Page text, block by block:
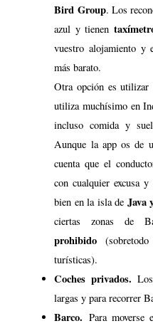
cuenta que el
con cualquier excusa
bien en la isla deJava
ciertas zonas de
prohibido
turísticas).
Coches privados.
largas y para recorrer
Barco. Para moverse
Nusa)
Moto. Cogimos moto
(distancias cortas) y
Conducir en Indonesia
El tráfico en Indonesia es